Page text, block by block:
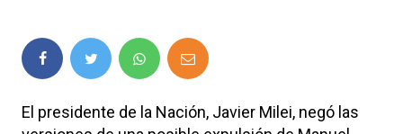
El presidente de la Nación, Javier Milei, negó las